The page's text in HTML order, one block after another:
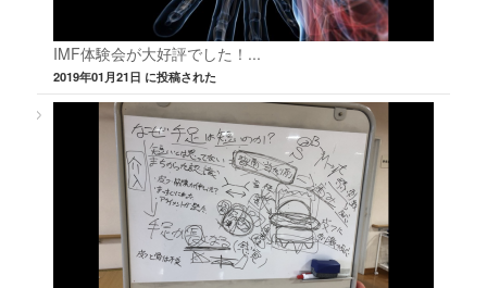
IMF体験会が大好評でした！...
2019年01月21日 に投稿された